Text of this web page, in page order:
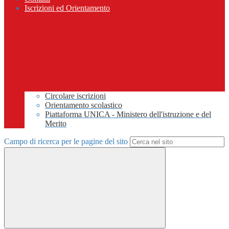
Iscrizioni ed Orientamento
Circolare iscrizioni
Orientamento scolastico
Piattaforma UNICA - Ministero dell'istruzione e del
Merito
Campo di ricerca per le pagine del sito